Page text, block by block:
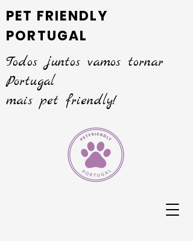
PET FRIENDLY
PORTUGAL
Todos juntos vamos tornar
Portugal
mais pet friendly!